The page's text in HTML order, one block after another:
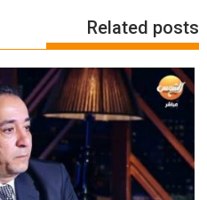
Related posts